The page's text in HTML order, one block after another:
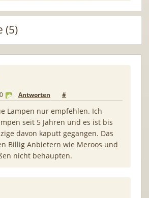
(5)
Antworten #
Lampen nur empfehlen. Ich
seit 5 Jahren und es ist bis
davon kaputt gegangen. Das
Billig Anbietern wie Meroos und
nicht behaupten.